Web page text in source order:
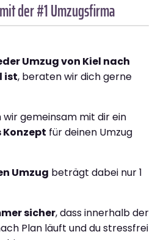
mit der #1 Umzugsfirma
Umzug von Kiel nach
ist, beraten wir dich gerne
gemeinsam mit dir ein
für deinen Umzug
Umzug beträgt dabei nur 1
sicher, dass innerhalb der
Plan läuft und du stressfrei